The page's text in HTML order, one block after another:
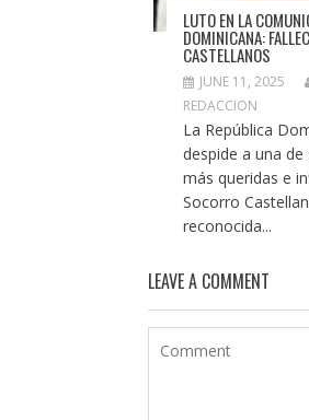
LUTO EN LA
DOMINICANA:
CASTELLANOS
JUNE 11, 2025
REDACCION
La República
despide a una de
más queridas e
Socorro
reconocida...
LEAVE A COMMENT